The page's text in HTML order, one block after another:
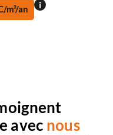
m²/an i
avec nous